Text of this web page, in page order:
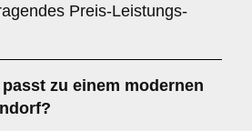
Preis-Leistungs-
zu einem modernen